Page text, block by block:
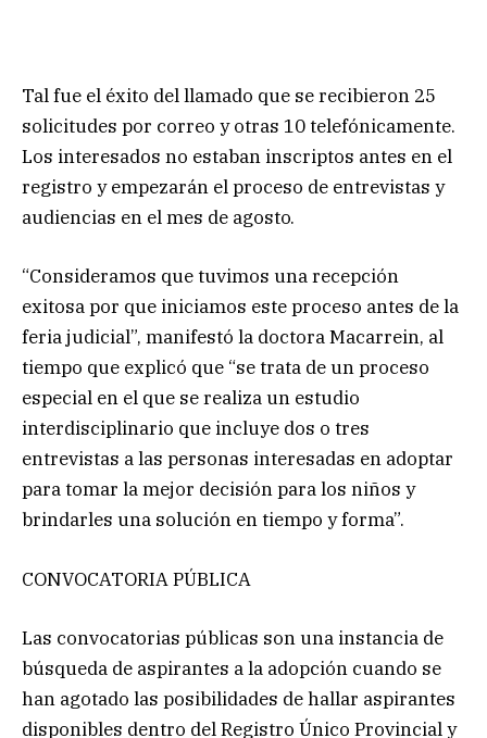
Tal fue el éxito del llamado que se recibieron 25
solicitudes por correo y otras 10 telefónicamente.
Los interesados no estaban inscriptos antes en el
registro y empezarán el proceso de entrevistas y
audiencias en el mes de agosto.
“Consideramos que tuvimos una recepción
exitosa por que iniciamos este proceso antes de la
feria judicial”, manifestó la doctora Macarrein, al
tiempo que explicó que “se trata de un proceso
especial en el que se realiza un estudio
interdisciplinario que incluye dos o tres
entrevistas a las personas interesadas en adoptar
para tomar la mejor decisión para los niños y
brindarles una solución en tiempo y forma”.
CONVOCATORIA PÚBLICA
Las convocatorias públicas son una instancia de
búsqueda de aspirantes a la adopción cuando se
han agotado las posibilidades de hallar aspirantes
disponibles dentro del Registro Único Provincial y